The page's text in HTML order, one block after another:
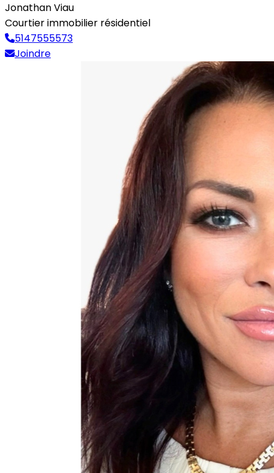
Jonathan Viau
Courtier immobilier résidentiel
5147555573
Joindre